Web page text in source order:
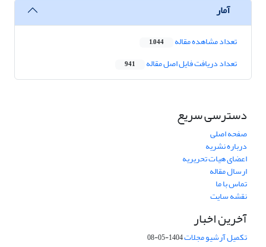
آمار
تعداد مشاهده مقاله 1,044
تعداد دریافت فایل اصل مقاله 941
دسترسی سریع
صفحه اصلی
درباره نشریه
اعضای هیات تحریریه
ارسال مقاله
تماس با ما
نقشه سایت
آخرین اخبار
تکمیل آرشیو مجلات1404-05-08